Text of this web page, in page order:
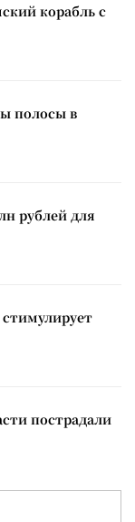
корабль с
полосы в
рублей для
пострадали